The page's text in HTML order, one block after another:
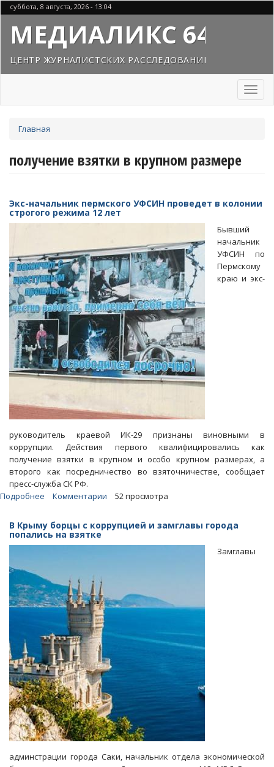
Перейти
к
основному
содержанию
суббота, 8 августа, 2026 - 13:04
МЕДИАЛИКС 64
ЦЕНТР ЖУРНАЛИСТСКИХ РАССЛЕДОВАНИЙ
Toggle
здесь
Главная
получение взятки в крупном размере
Экс-начальник пермского УФСИН проведет в колонии
строгого режима 12 лет
Бывший
начальник
УФСИН по
Пермскому
краю и экс-
руководитель краевой ИК-29 признаны виновными в
коррупции. Действия первого квалифицировались как
получение взятки в крупном и особо крупном размерах, а
второго как посредничество во взяточничестве, сообщает
пресс-служба СК РФ.
Подробнее
начальник
пермского
УФСИН
колонии
строгого
режима
лет
Комментарии 52 просмотра
В Крыму борцы с коррупцией и замглавы города
попались на взятке
Замглавы
админстрации города Саки, начальник отдела экономической